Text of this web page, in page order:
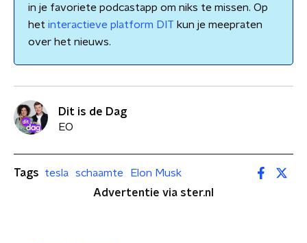
in je favoriete podcastapp om niks te missen. Op
het interactieve platform DIT kun je meepraten
over het nieuws.
Dit is de Dag
EO
Tags tesla schaamte
Elon Musk
Advertentie via ster.nl